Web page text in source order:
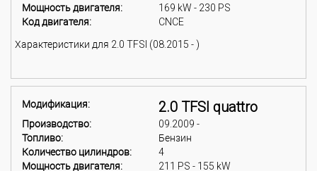
Мощность двигателя:
169 kW - 230 PS
Код двигателя:
CNCE
Характеристики для 2.0 TFSI (08.2015 - )
Модификация: 2.0 TFSI quattro
Производство:
09.2009 -
Топливо:
Бензин
Количество цилиндров:
4
Мощность двигателя:
211 PS - 155 kW